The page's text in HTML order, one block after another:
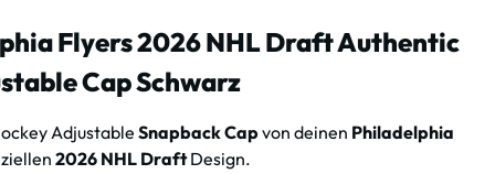
Flyers 2026 NHL Draft Authentic
Cap Schwarz
Adjustable Snapback Cap von deinen Philadelphia
2026 NHL DraftDesign.